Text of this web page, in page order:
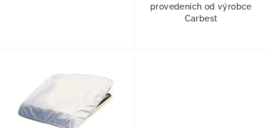
provedeních od výrobce
Carbest